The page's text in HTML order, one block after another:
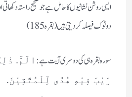
ایسی روشن نشانیوں کا حامل ہے جو صحیح راستہ
دوٹوک فیصلہ کر دیتی ہیں (بقره 185)
سورہ بقرہ ہی کی دوسری آیت ہے : الٓمّٓ.
رَیْبَ فِیْهِ هُدًی لِّلْمُتَّقِیْنَ.